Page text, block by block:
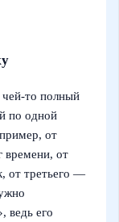
чей-то полный
по одной
от
времени, от
от третьего —
ведь его